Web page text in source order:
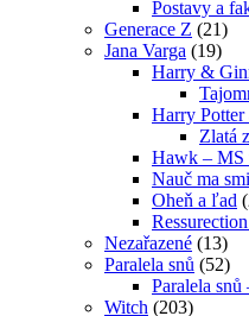
Postavy a
Generace Z (21)
Jana Varga (19)
Harry &
Harry Potter
Zlatá
Hawk – MS
Nauč ma
Oheň a ľad
Nezařazené (13)
Paralela snů (52)
Paralela snů
Witch (203)